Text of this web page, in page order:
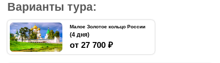
Варианты тура:
Малое Золотое кольцо России
(4 дня)
от 27 700 ₽